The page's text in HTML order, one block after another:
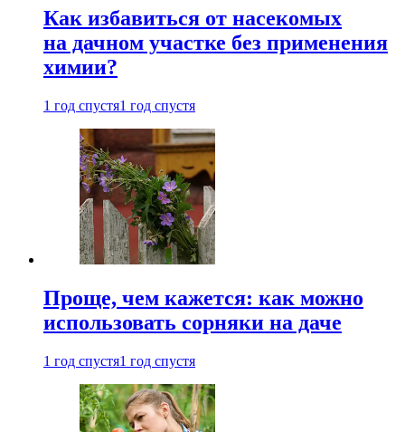
Как избавиться от насекомых
на дачном участке без применения
химии?
1 год спустя1 год спустя
Проще, чем кажется: как можно
использовать сорняки на даче
1 год спустя1 год спустя